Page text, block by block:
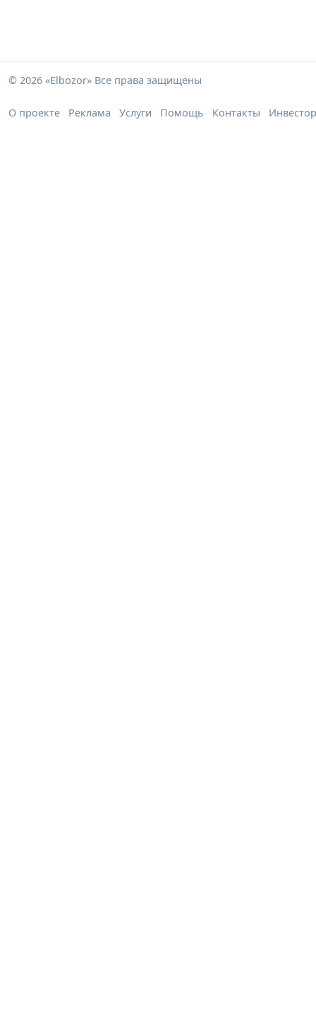
© 2026 «Elbozor» Все права защищены
О проекте Реклама Услуги Помощь Контакты